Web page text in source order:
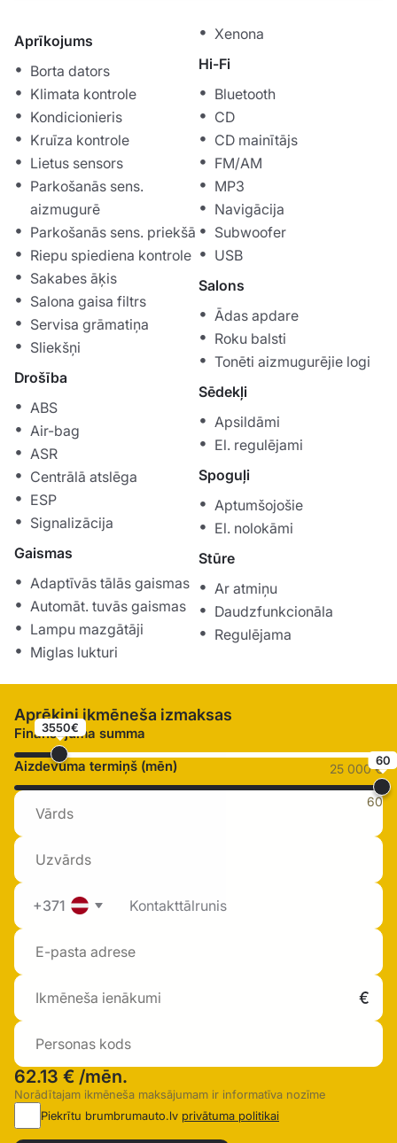
Aprīkojums
Borta dators
Klimata kontrole
Kondicionieris
Kruīza kontrole
Lietus sensors
Parkošanās sens.
aizmugurē
Parkošanās sens. priekšā
Riepu spiediena kontrole
Sakabes āķis
Salona gaisa filtrs
Servisa grāmatiņa
Sliekšņi
Drošība
ABS
Air-bag
ASR
Centrālā atslēga
ESP
Signalizācija
Gaismas
Adaptīvās tālās gaismas
Automāt. tuvās gaismas
Lampu mazgātāji
Miglas lukturi
Xenona
Hi-Fi
Bluetooth
CD
CD mainītājs
FM/AM
MP3
Navigācija
Subwoofer
USB
Salons
Ādas apdare
Roku balsti
Tonēti aizmugurējie logi
Sēdekļi
Apsildāmi
El. regulējami
Spoguļi
Aptumšojošie
El. nolokāmi
Stūre
Ar atmiņu
Daudzfunkcionāla
Regulējama
Aprēķini ikmēneša izmaksas
Finansējuma summa
3550€
25 000 €
Aizdevuma termiņš (mēn) 60
60
+371
62.13 € /mēn.
Norādītajam ikmēneša maksājumam ir informatīva nozīme
Piekrītu brumbrumauto.lv privātuma politikai